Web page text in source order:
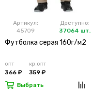
Артикул:
45709
Доступно:
37064 шт.
Футболка серая 160г/м2
опт
366 ₽
кр.опт
359 ₽
Выбрать